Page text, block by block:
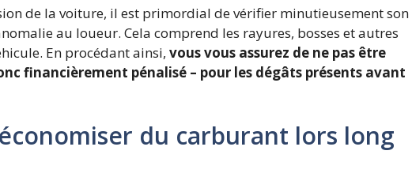
de la voiture, il est primordial de vérifier minutieusement son
au loueur. Cela comprend les rayures, bosses et autres
En procédant ainsi, vous vous assurez de ne pas être
financièrement pénalisé – pour les dégâts présents avant
du carburant lors long